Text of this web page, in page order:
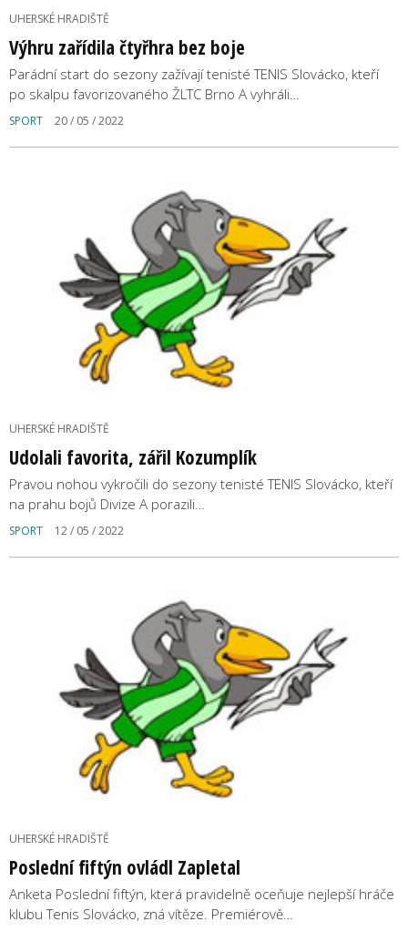
UHERSKÉ HRADIŠTĚ
Výhru zařídila čtyřhra bez boje
Parádní start do sezony zažívají tenisté TENIS Slovácko, kteří
po skalpu favorizovaného ŽLTC Brno A vyhráli…
SPORT 20 / 05 / 2022
UHERSKÉ HRADIŠTĚ
Udolali favorita, zářil Kozumplík
Pravou nohou vykročili do sezony tenisté TENIS Slovácko, kteří
na prahu bojů Divize A porazili…
SPORT 12 / 05 / 2022
UHERSKÉ HRADIŠTĚ
Poslední fiftýn ovládl Zapletal
Anketa Poslední fiftýn, která pravidelně oceňuje nejlepší hráče
klubu Tenis Slovácko, zná vítěze. Premiérově…